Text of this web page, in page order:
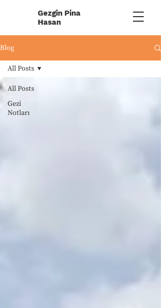
Gezgin Pina
Hasan
Blog
All Posts
Gezi
Notları
All Posts